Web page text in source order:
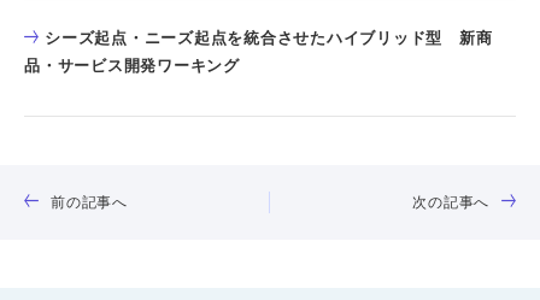
シーズ起点・ニーズ起点を統合させたハイブリッド型 新商
品・サービス開発ワーキング
前の記事へ 次の記事へ